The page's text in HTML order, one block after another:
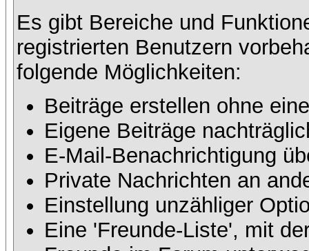
Es gibt Bereiche und
registrierten Benutzern
folgende Möglichkeiten:
Beiträge erstellen ohne
Eigene Beiträge
E-Mail-Benachrichtigung
Private Nachrichten an
Einstellung unzähliger
Eine 'Freunde-Liste', mit